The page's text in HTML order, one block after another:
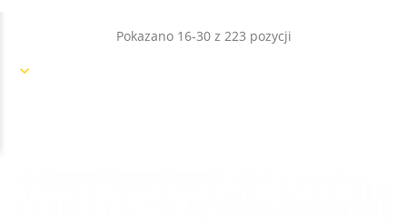
Pokazano 16-30 z 223 pozycji